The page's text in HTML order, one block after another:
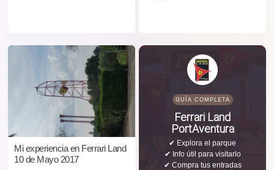
Mi experiencia en Ferrari Land
10 de Mayo 2017
GUÍA COMPLETA
Ferrari Land
PortAventura
✔ Explora el parque
✔ Info útil para visitarlo
✔ Compra tus entradas